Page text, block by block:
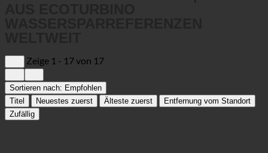
Sortieren nach:
Titel
Neuestes zuerst Älteste zuerst
Zufällig